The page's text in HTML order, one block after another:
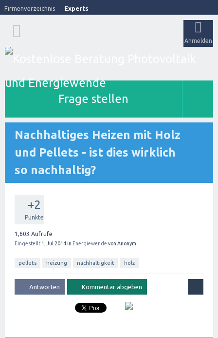
Firmenverzeichnis Experts
Anmelden
Frage stellen
Nachhaltiges Heizen mit Holz
und Pellets - ist dies wirklich
so nachhaltig?
+2
Punkte
1,603 Aufrufe
Eingestellt 1, Jul 2014in Energiewende von Anonym
pellets heizung nachhaltigkeit holz